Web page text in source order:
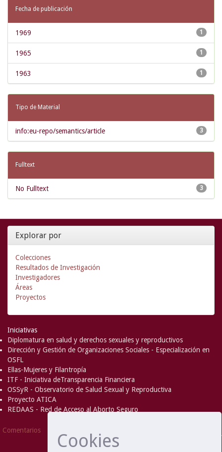
Cookies
Fecha de publicación
1
1969
1
1965
1
1963
Tipo de Material
3
info:eu-repo/semantics/article
Fulltext
3
No Fulltext
Explorar por
Colecciones
Resultados de Investigación
Investigadores
Áreas
Proyectos
Iniciativas
Diplomatura en salud y derechos sexuales y reproductivos
Dirección y Gestión de Organizaciones Sociales - Especialización en
OSFL
Ellas-Mujeres y Filantropía
ITF - Iniciativa deTransparencia Financiera
OSSyR - Observatorio de Salud Sexual y Reproductiva
Proyecto ATICA
REDAAS - Red de Acceso al Aborto Seguro
Comentarios
2008 MITandHewlett-Packard
- Extensión mantenida y
optimizado por